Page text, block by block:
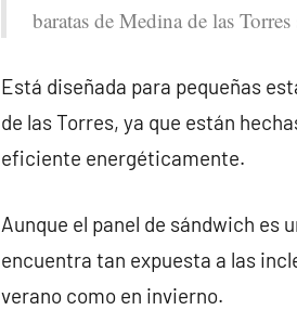
baratas de Medina de las
Está diseñada para pequeñas
de las Torres, ya que están
eficiente energéticamente.
Aunque el panel de sándwich es
encuentra tan expuesta a las
verano como en invierno.